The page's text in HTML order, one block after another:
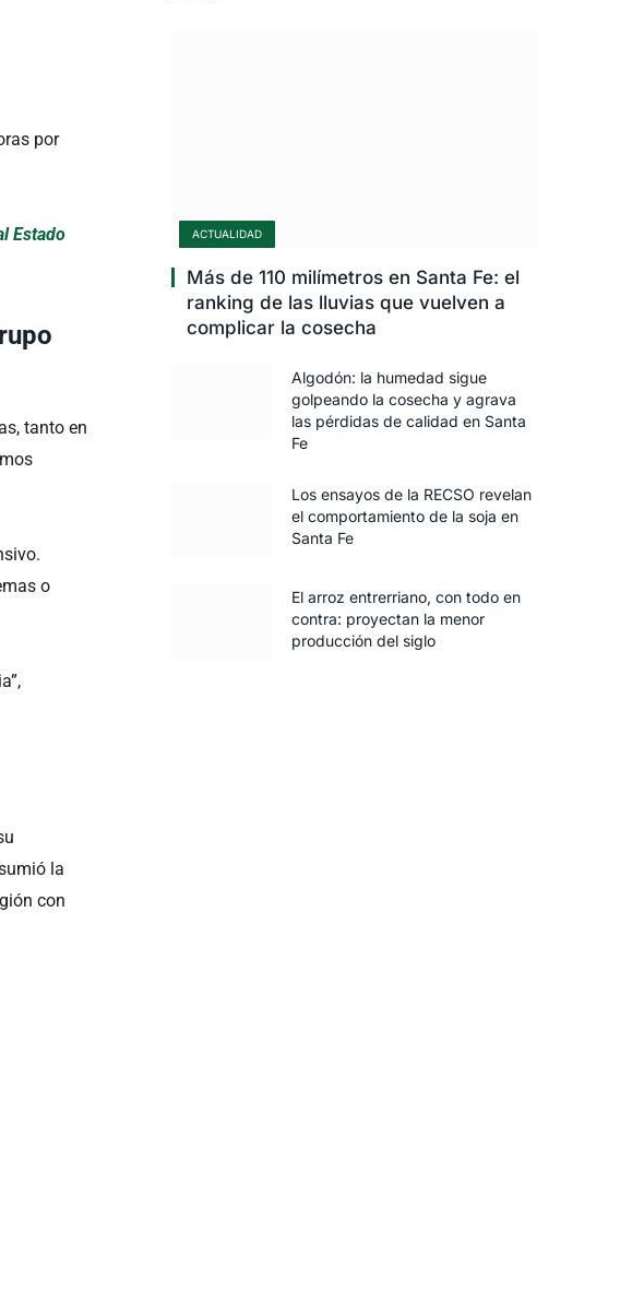
por
Estado
tanto en
o
la
con
ACTUALIDAD
Más de 110 milímetros en Santa Fe: el
ranking de las lluvias que vuelven a
complicar la cosecha
Algodón: la humedad sigue
golpeando la cosecha y agrava
las pérdidas de calidad en Santa
Fe
Los ensayos de la RECSO revelan
el comportamiento de la soja en
Santa Fe
El arroz entrerriano, con todo en
contra: proyectan la menor
producción del siglo